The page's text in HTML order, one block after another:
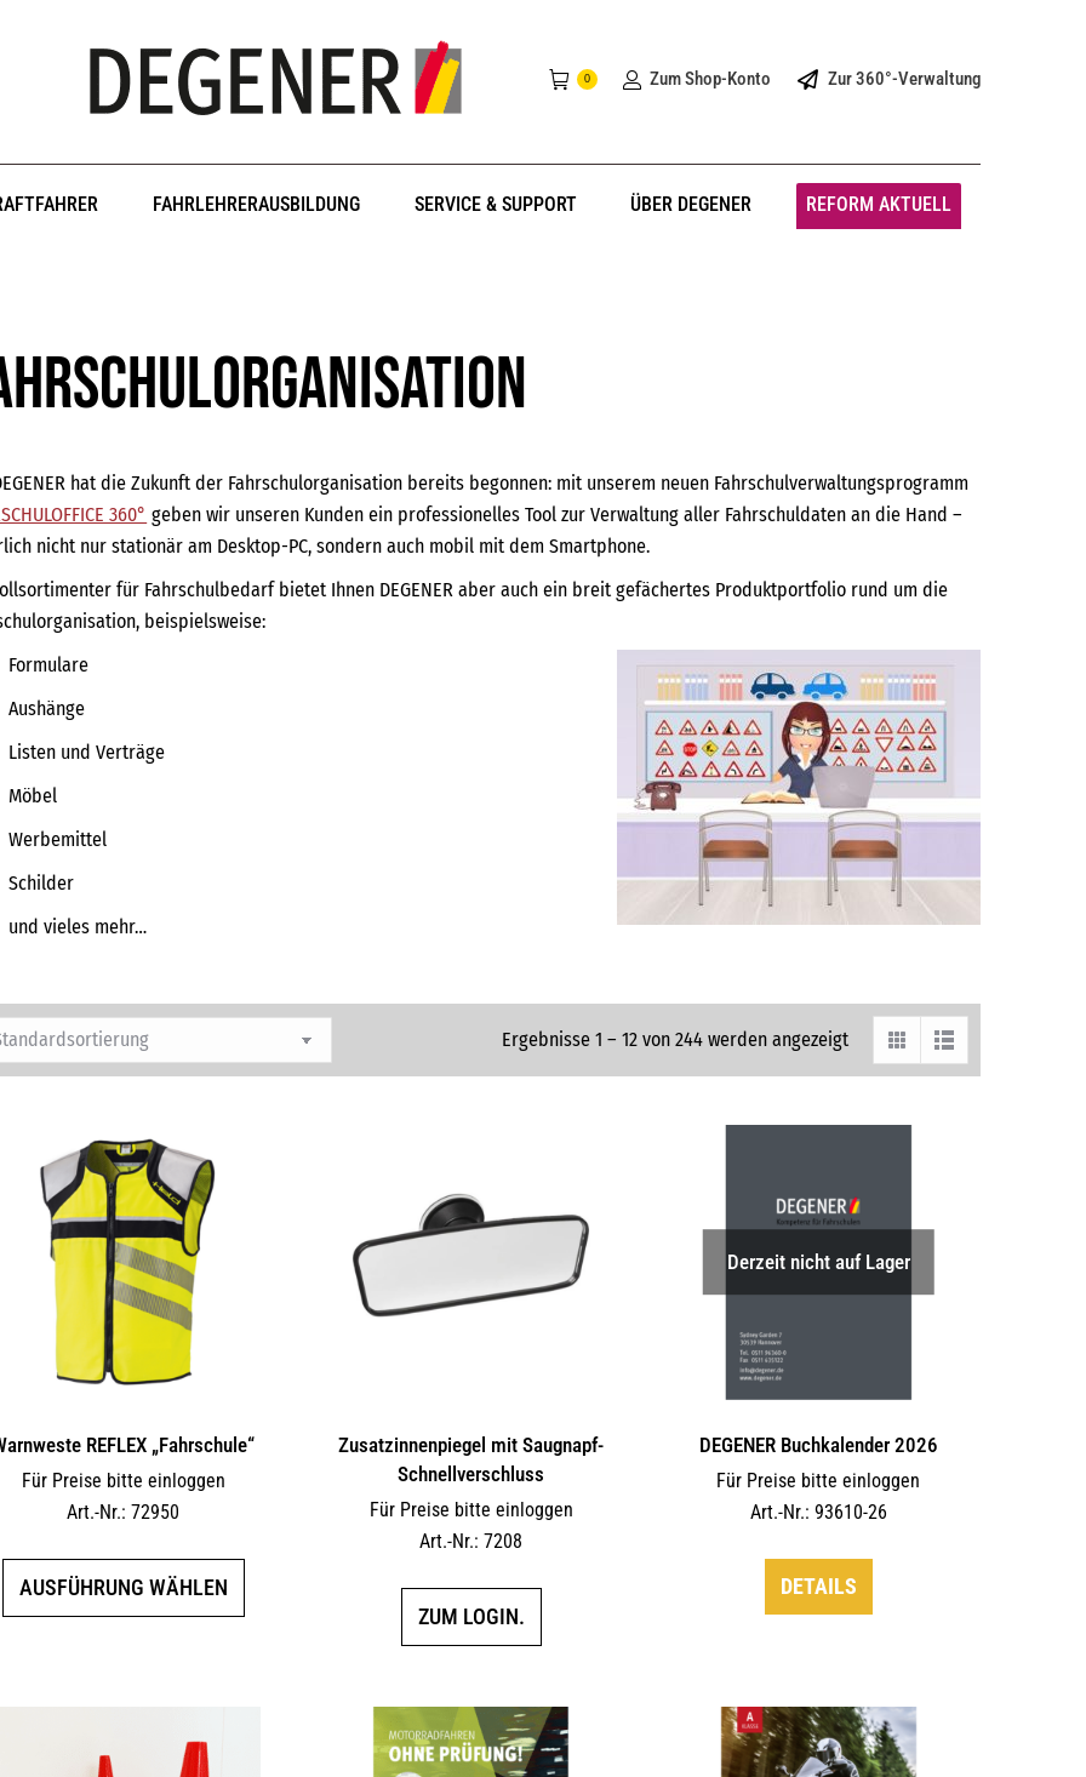
0 Zum Shop-Konto Zur 360°-Verwaltung
FAHRLEHRERAUSBILDUNG SERVICE & SUPPORT ÜBER DEGENER REFORM AKTUELL
hat die Zukunft der Fahrschulorganisation bereits begonnen: mit unserem neuen Fahrschulverwaltungsprogramm
360° geben wir unseren Kunden ein professionelles Tool zur Verwaltung aller Fahrschuldaten an die Hand –
nicht nur stationär am Desktop-PC, sondern auch mobil mit dem Smartphone.
für Fahrschulbedarf bietet Ihnen DEGENER aber auch ein breit gefächertes Produktportfolio rund um die
beispielsweise:
Formulare
Aushänge
Listen und Verträge
Möbel
Werbemittel
Schilder
und vieles mehr…
Ergebnisse 1 – 12 von 244 werden angezeigt
REFLEX „Fahrschule“
Für Preise bitte einloggen
Art.-Nr.: 72950
AUSFÜHRUNG WÄHLEN
Zusatzinnenpiegel mit Saugnapf-
Schnellverschluss
Für Preise bitte einloggen
Art.-Nr.: 7208
ZUM LOGIN.
Derzeit nicht auf Lager
DEGENER Buchkalender 2026
Für Preise bitte einloggen
Art.-Nr.: 93610-26
DETAILS